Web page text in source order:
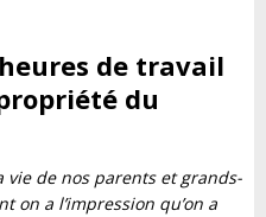
de travail
du
de nos parents et grands-
on a l’impression qu’on a